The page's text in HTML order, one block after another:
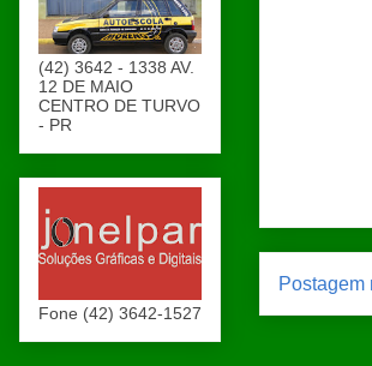
Postagem
(42) 3642 - 1338 AV.
12 DE MAIO
CENTRO DE TURVO
- PR
Fone (42) 3642-1527